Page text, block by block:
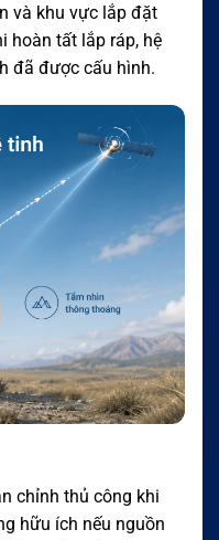
và khu vực lắp đặt
hoàn tất lắp ráp, hệ
đã được cấu hình.
chỉnh thủ công khi
hữu ích nếu nguồn